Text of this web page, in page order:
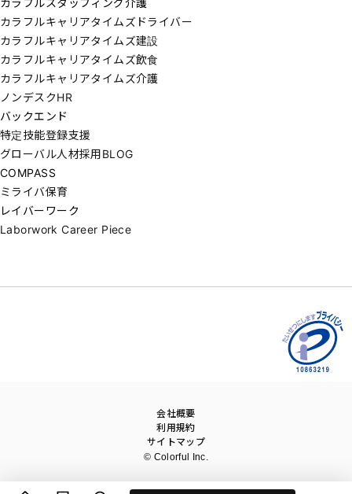
カラフルスタッフィング介護
カラフルキャリアタイムズドライバー
カラフルキャリアタイムズ建設
カラフルキャリアタイムズ飲食
カラフルキャリアタイムズ介護
ノンデスクHR
バックエンド
特定技能登録支援
グローバル人材採用BLOG
COMPASS
ミライバ保育
レイバーワーク
Laborwork Career Piece
© Colorful Inc.
会社概要
利用規約
サイトマップ